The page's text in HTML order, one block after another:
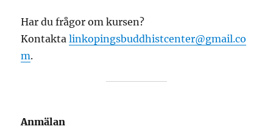
Har du frågor om kursen?
Kontaktalinkopingsbuddhistcenter@gmail.co
m.
Anmälan